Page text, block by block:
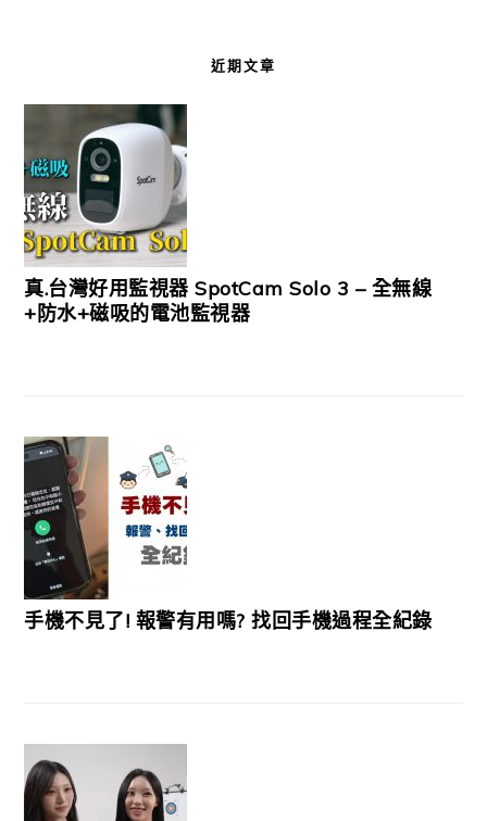
近期文章
真.台灣好用監視器 SpotCam Solo 3 – 全無線
+防水+磁吸的電池監視器
手機不見了! 報警有用嗎? 找回手機過程全紀錄